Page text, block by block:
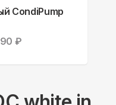
CondiPump
₽